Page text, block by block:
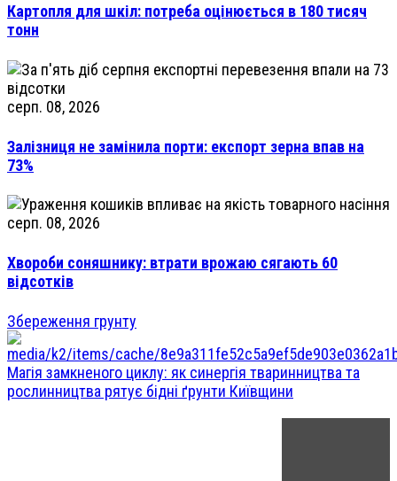
Картопля для шкіл: потреба оцінюється в 180 тисяч
тонн
серп. 08, 2026
Залізниця не замінила порти: експорт зерна впав на
73%
серп. 08, 2026
Хвороби соняшнику: втрати врожаю сягають 60
відсотків
Збереження грунту
Магія замкненого циклу: як синергія тваринництва та
рослинництва рятує бідні ґрунти Київщини